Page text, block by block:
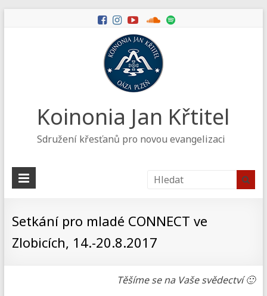
Koinonia Jan Křtitel
Sdružení křesťanů pro novou evangelizaci
Setkání pro mladé CONNECT ve
Zlobicích, 14.-20.8.2017
Těšíme se na Vaše svědectví 🙂